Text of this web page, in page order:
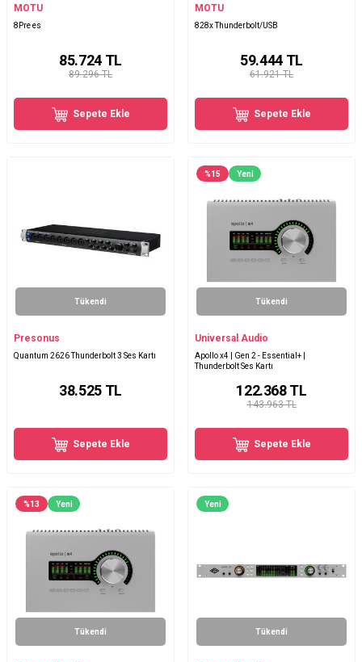
MOTU
8Pre es
89.296 TL
85.724TL
Sepete Ekle
MOTU
828x Thunderbolt/USB
61.921 TL
59.444TL
Sepete Ekle
Tükendi
Presonus
Quantum 2626 Thunderbolt 3 Ses Kartı
38.525TL
Sepete Ekle
%15 Yeni
Tükendi
Universal Audio
Apollo x4 | Gen 2 - Essential+ |
Thunderbolt Ses Kartı
143.963 TL
122.368TL
Sepete Ekle
%13 Yeni
Tükendi
Yeni
Tükendi